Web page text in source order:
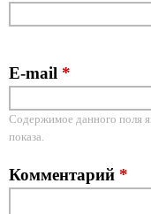
E-mail *
Содержимое данного поля
показа.
Комментарий *